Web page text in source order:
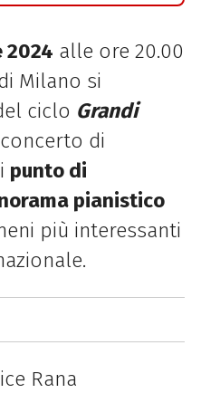
2024 alle ore 20.00
Milano si
ciclo Grandi
di
punto di
pianistico
più interessanti
Rana